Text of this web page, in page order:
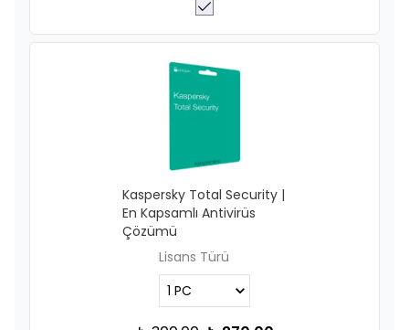
Kaspersky Total Security |
En Kapsamlı Antivirüs
Çözümü
Lisans Türü